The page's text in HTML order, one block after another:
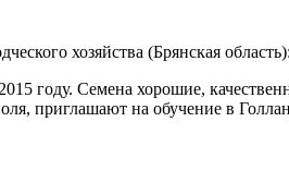
хозяйства (Брянская область):
году. Семена хорошие,
приглашают на обучение в